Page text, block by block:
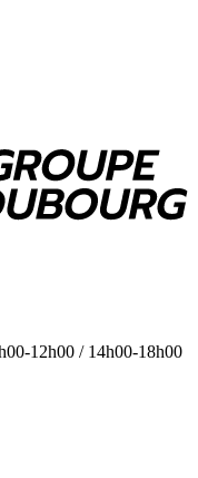
12h00 / 14h00-18h00